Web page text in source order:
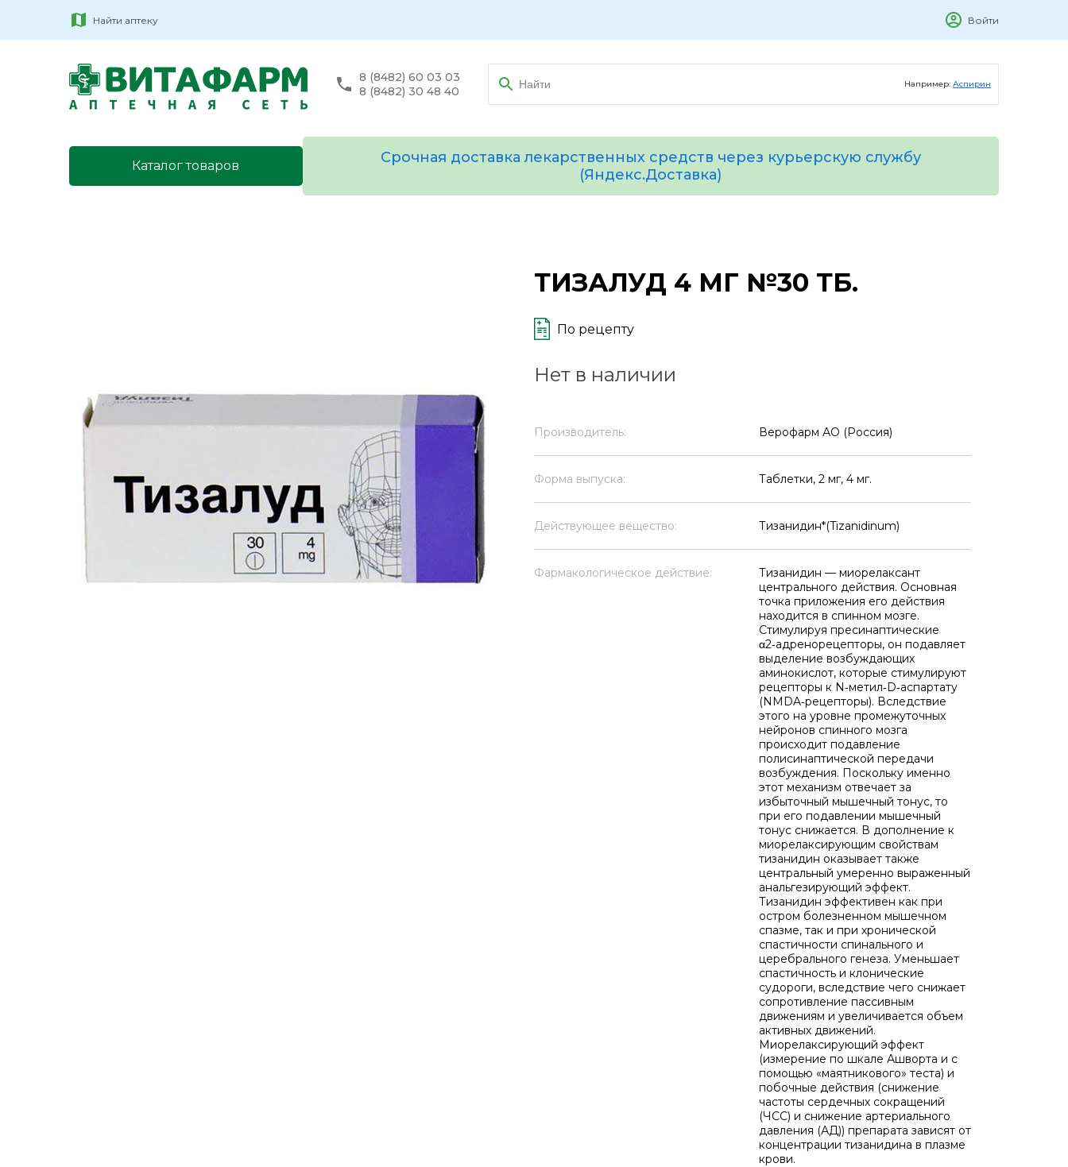
Найти аптеку Войти
8 (8482) 60 03 03
8 (8482) 30 48 40
Например: Аспирин
Каталог товаров
Срочная доставка лекарственных средств через курьерскую службу
(Яндекс.Доставка)
ТИЗАЛУД 4 МГ №30 ТБ.
По рецепту
Нет в наличии
Производитель: Верофарм АО (Россия)
Форма выпуска: Таблетки, 2 мг, 4 мг.
Действующее вещество: Тизанидин*(Tizanidinum)
Фармакологическое действие:
Тизанидин — миорелаксант
центрального действия. Основная
точка приложения его действия
находится в спинном мозге.
Стимулируя пресинаптические
α2‑адренорецепторы, он подавляет
выделение возбуждающих
аминокислот, которые стимулируют
рецепторы к N‑метил‑D‑аспартату
(NMDA‑рецепторы). Вследствие
этого на уровне промежуточных
нейронов спинного мозга
происходит подавление
полисинаптической передачи
возбуждения. Поскольку именно
этот механизм отвечает за
избыточный мышечный тонус, то
при его подавлении мышечный
тонус снижается. В дополнение к
миорелаксирующим свойствам
тизанидин оказывает также
центральный умеренно выраженный
анальгезирующий эффект.
Тизанидин эффективен как при
остром болезненном мышечном
спазме, так и при хронической
спастичности спинального и
церебрального генеза. Уменьшает
спастичность и клонические
судороги, вследствие чего снижает
сопротивление пассивным
движениям и увеличивается объем
активных движений.
Миорелаксирующий эффект
(измерение по шкале Ашворта и с
помощью «маятникового» теста) и
побочные действия (снижение
частоты сердечных сокращений
(ЧСС) и снижение артериального
давления (АД)) препарата зависят от
концентрации тизанидина в плазме
крови.